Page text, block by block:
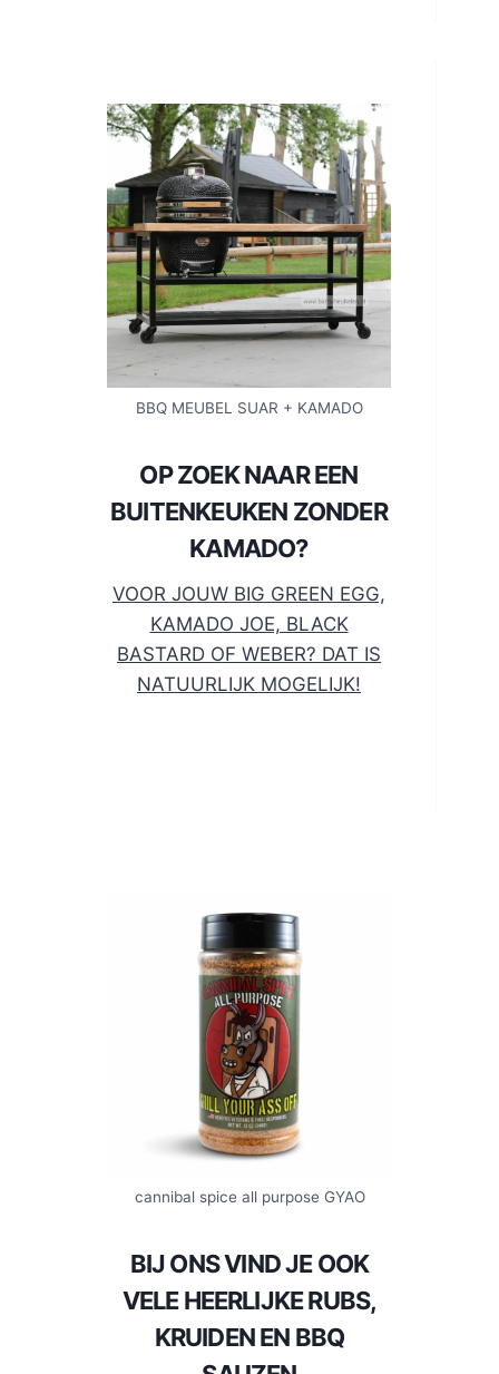
BBQ MEUBEL SUAR + KAMADO
OP ZOEK NAAR EEN
BUITENKEUKEN ZONDER
KAMADO?
VOOR JOUW BIG GREEN EGG,
KAMADO JOE, BLACK
BASTARD OF WEBER? DAT IS
NATUURLIJK MOGELIJK!
cannibal spice all purpose GYAO
BIJ ONS VIND JE OOK
VELE HEERLIJKE RUBS,
KRUIDEN EN BBQ